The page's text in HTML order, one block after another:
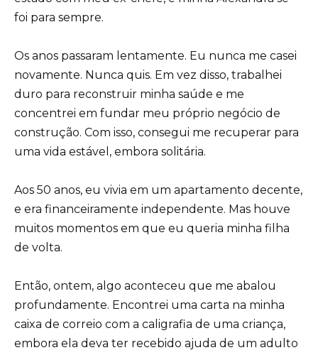
foi para sempre.
Os anos passaram lentamente. Eu nunca me casei
novamente. Nunca quis. Em vez disso, trabalhei
duro para reconstruir minha saúde e me
concentrei em fundar meu próprio negócio de
construção. Com isso, consegui me recuperar para
uma vida estável, embora solitária.
Aos 50 anos, eu vivia em um apartamento decente,
e era financeiramente independente. Mas houve
muitos momentos em que eu queria minha filha
de volta.
Então, ontem, algo aconteceu que me abalou
profundamente. Encontrei uma carta na minha
caixa de correio com a caligrafia de uma criança,
embora ela deva ter recebido ajuda de um adulto